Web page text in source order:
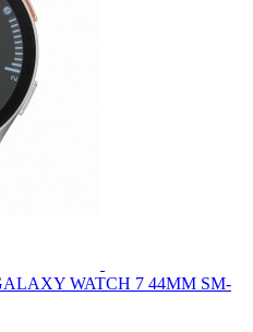
WATCH 7 44MM SM-